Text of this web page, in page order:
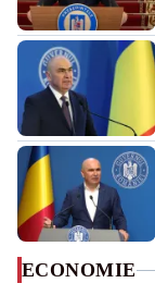
ECONOMIE